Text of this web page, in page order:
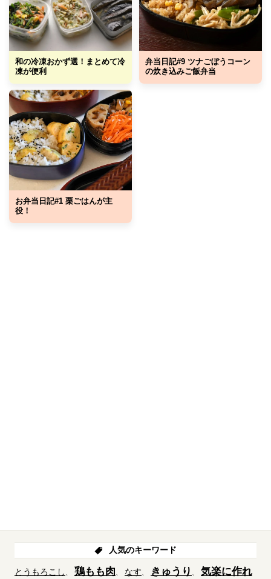
和の冷凍おかず選！まとめて冷
凍が便利
弁当日記#9 ツナごぼうコーン
の炊き込みご飯弁当
お弁当日記#1 栗ごはんが主
役！
人気のキーワード
とうもろこし 鶏もも肉 なす きゅうり
気楽に作れ